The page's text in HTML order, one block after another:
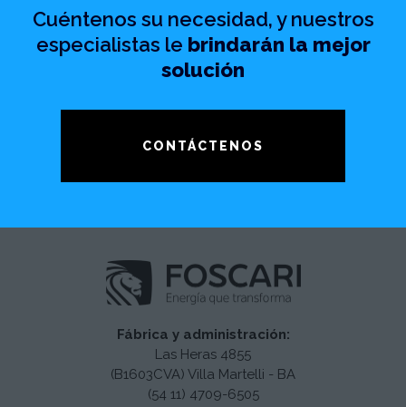
Cuéntenos su necesidad, y nuestros
especialistas le brindarán la mejor
solución
CONTÁCTENOS
Fábrica y administración:
Las Heras 4855
(B1603CVA) Villa Martelli - BA
(54 11) 4709-6505